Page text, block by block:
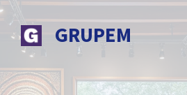
Aller
au
contenu
GRUPEM